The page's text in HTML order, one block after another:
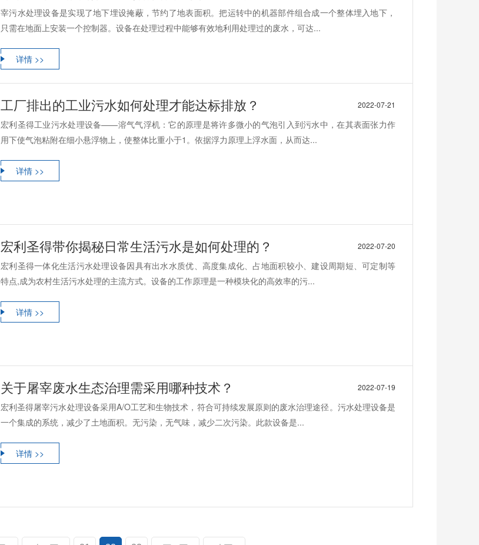
宰污水处理设备是实现了地下埋设掩蔽，节约了地表面积。把运转中的机器部件组合成一个整体埋入地下，
只需在地面上安装一个控制器。设备在处理过程中能够有效地利用处理过的废水，可达...
详情 >>
2022-07-21
工厂排出的工业污水如何处理才能达标排放？
宏利圣得工业污水处理设备——溶气气浮机：它的原理是将许多微小的气泡引入到污水中，在其表面张力作
用下使气泡粘附在细小悬浮物上，使整体比重小于1。依据浮力原理上浮水面，从而达...
详情 >>
2022-07-20
宏利圣得带你揭秘日常生活污水是如何处理的？
宏利圣得一体化生活污水处理设备因具有出水水质优、高度集成化、占地面积较小、建设周期短、可定制等
特点,成为农村生活污水处理的主流方式。设备的工作原理是一种模块化的高效率的污...
详情 >>
2022-07-19
关于屠宰废水生态治理需采用哪种技术？
宏利圣得屠宰污水处理设备采用A/O工艺和生物技术，符合可持续发展原则的废水治理途径。污水处理设备是
一个集成的系统，减少了土地面积。无污染，无气味，减少二次污染。此款设备是...
详情 >>